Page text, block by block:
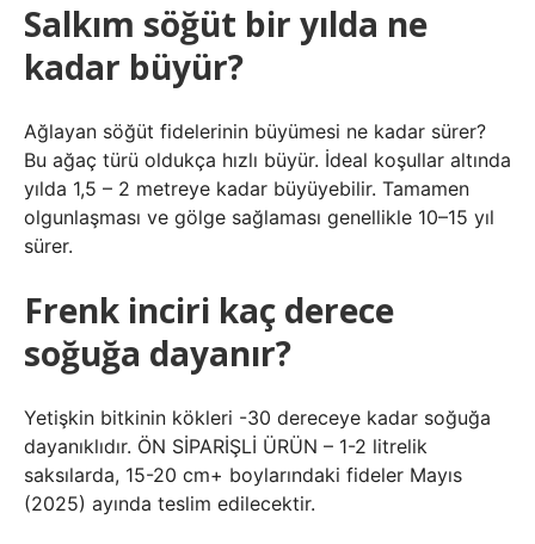
Salkım söğüt bir yılda ne
kadar büyür?
Ağlayan söğüt fidelerinin büyümesi ne kadar sürer?
Bu ağaç türü oldukça hızlı büyür. İdeal koşullar altında
yılda 1,5 – 2 metreye kadar büyüyebilir. Tamamen
olgunlaşması ve gölge sağlaması genellikle 10–15 yıl
sürer.
Frenk inciri kaç derece
soğuğa dayanır?
Yetişkin bitkinin kökleri -30 dereceye kadar soğuğa
dayanıklıdır. ÖN SİPARİŞLİ ÜRÜN – 1-2 litrelik
saksılarda, 15-20 cm+ boylarındaki fideler Mayıs
(2025) ayında teslim edilecektir.